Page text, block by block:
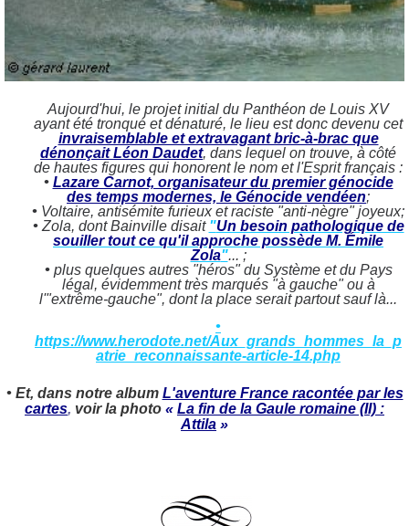
Aujourd'hui, le projet initial du Panthéon de Louis XV
ayant été tronqué et dénaturé, le lieu est donc devenu cet
invraisemblable et extravagant bric-à-brac que
dénonçait Léon Daudet, dans lequel on trouve, à côté
de hautes figures qui honorent le nom et l'Esprit français :
• Lazare Carnot, organisateur du premier génocide
des temps modernes, le Génocide vendéen;
• Voltaire, antisémite furieux et raciste "anti-nègre" joyeux;
•Zola, dont Bainville disait "Un besoin pathologique de
souiller tout ce qu'il approche possède M. Émile
Zola"... ;
•plus quelques autres "héros" du Système et du Pays
légal, évidemment très marqués "à gauche" ou à
l'"extrême-gauche", dont la place serait partout sauf là...
•
https://www.herodote.net/Aux_grands_hommes_la_p
atrie_reconnaissante-article-14.php
• Et, dans notre album L'aventure France racontée par les
cartes, voir la photo « La fin de la Gaule romaine (II) :
Attila »